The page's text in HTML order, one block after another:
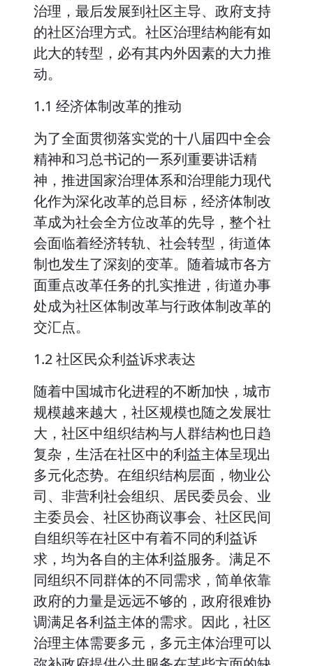
治理，最后发展到社区主导、政府支持
的社区治理方式。社区治理结构能有如
此大的转型，必有其内外因素的大力推
动。
1.1 经济体制改革的推动
为了全面贯彻落实党的十八届四中全会
精神和习总书记的一系列重要讲话精
神，推进国家治理体系和治理能力现代
化作为深化改革的总目标，经济体制改
革成为社会全方位改革的先导，整个社
会面临着经济转轨、社会转型，街道体
制也发生了深刻的变革。随着城市各方
面重点改革任务的扎实推进，街道办事
处成为社区体制改革与行政体制改革的
交汇点。
1.2 社区民众利益诉求表达
随着中国城市化进程的不断加快，城市
规模越来越大，社区规模也随之发展壮
大，社区中组织结构与人群结构也日趋
复杂，生活在社区中的利益主体呈现出
多元化态势。在组织结构层面，物业公
司、非营利社会组织、居民委员会、业
主委员会、社区协商议事会、社区民间
自组织等在社区中有着不同的利益诉
求，均为各自的主体利益服务。满足不
同组织不同群体的不同需求，简单依靠
政府的力量是远远不够的，政府很难协
调满足各利益主体的需求。因此，社区
治理主体需要多元，多元主体治理可以